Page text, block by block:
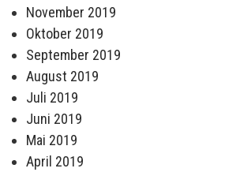
November 2019
Oktober 2019
September 2019
August 2019
Juli 2019
Juni 2019
Mai 2019
April 2019